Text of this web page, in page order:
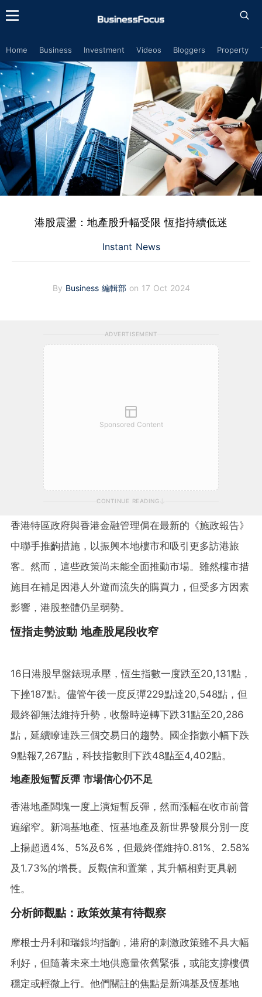
Home Business Investment Videos Bloggers Property
港股震盪：地產股升幅受限 恆指持續低迷
Instant News
By Business 編輯部 on 17 Oct 2024
ADVERTISEMENT
Sponsored Content
CONTINUE READING
香港特區政府與香港金融管理侷在最新的《施政報告》
中聯手推齣措施，以振興本地樓市和吸引更多訪港旅
客。然而，這些政策尚未能全面推動市場。雖然樓市措
施目在補足因港人外遊而流失的購買力，但受多方因素
影響，港股整體仍呈弱勢。
恆指走勢波動 地產股尾段收窄
16日港股早盤錶現承壓，恆生指數一度跌至20,131點，
下挫187點。儘管午後一度反彈229點達20,548點，但
最終卻無法維持升勢，收盤時逆轉下跌31點至20,286
點，延續瞭連跌三個交易日的趨勢。國企指數小幅下跌
9點報7,267點，科技指數則下跌48點至4,402點。
地產股短暫反彈 市場信心仍不足
香港地產闆塊一度上演短暫反彈，然而漲幅在收市前普
遍縮窄。新鴻基地產、恆基地產及新世界發展分別一度
上揚超過4%、5%及6%，但最終僅維持0.81%、2.58%
及1.73%的增長。反觀信和置業，其升幅相對更具韌
性。
分析師觀點：政策效菓有待觀察
摩根士丹利和瑞銀均指齣，港府的刺激政策雖不具大幅
利好，但隨著未來土地供應量依舊緊張，或能支撐樓價
穩定或輕微上行。他們關註的焦點是新鴻基及恆基地